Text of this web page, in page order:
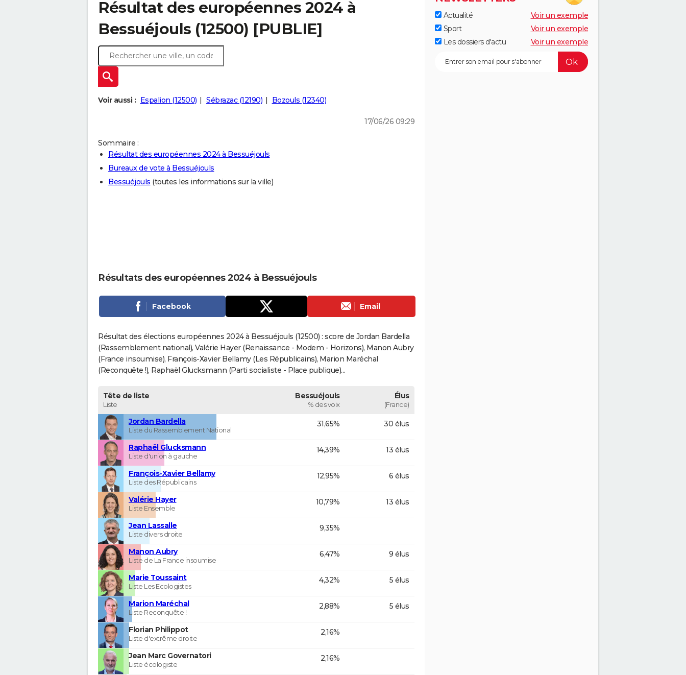
Résultat des européennes 2024 à
Bessuéjouls (12500) [PUBLIE]
Voir aussi : Espalion (12500) Sébrazac (12190) Bozouls (12340)
17/06/26 09:29
Sommaire :
Résultat des européennes 2024 à Bessuéjouls
Bureaux de vote à Bessuéjouls
Bessuéjouls (toutes les informations sur la ville)
Résultats des européennes 2024 à Bessuéjouls
Facebook Email
Résultat des élections européennes 2024 à Bessuéjouls (12500) : score de Jordan Bardella
(Rassemblement national), Valérie Hayer (Renaissance - Modem - Horizons), Manon Aubry
(France insoumise), François-Xavier Bellamy (Les Républicains), Marion Maréchal
(Reconquête !), Raphaël Glucksmann (Parti socialiste - Place publique)...
Tête de liste
Liste
Bessuéjouls
% des voix
Élus
(France)
Jordan Bardella
Liste du Rassemblement National
31,65% 30 élus
Raphaël Glucksmann
Liste d'union à gauche
14,39% 13 élus
François-Xavier Bellamy
Liste des Républicains
12,95% 6 élus
Valérie Hayer
Liste Ensemble
10,79% 13 élus
Jean Lassalle
Liste divers droite
9,35%
Manon Aubry
Liste de La France insoumise
6,47% 9 élus
Marie Toussaint
Liste Les Ecologistes
4,32% 5 élus
Marion Maréchal
Liste Reconquête !
2,88% 5 élus
Florian Philippot
Liste d'extrême droite
2,16%
Jean Marc Governatori
Liste écologiste
2,16%
Actualité
Voir un exemple
Sport
Voir un exemple
Les dossiers d'actu
Voir un exemple